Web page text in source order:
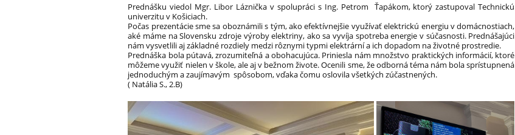
Prednášku viedol Mgr. Libor Láznička v spolupráci s Ing. Petrom Ťapákom, ktorý zastupoval Technickú
univerzitu v Košiciach.
Počas prezentácie sme sa oboznámili s tým, ako efektívnejšie využívať elektrickú energiu v domácnostiach,
aké máme na Slovensku zdroje výroby elektriny, ako sa vyvíja spotreba energie v súčasnosti. Prednášajúci
nám vysvetlili aj základné rozdiely medzi rôznymi typmi elektrární a ich dopadom na životné prostredie.
Prednáška bola pútavá, zrozumiteľná a obohacujúca. Priniesla nám množstvo praktických informácií, ktoré
môžeme využiť nielen v škole, ale aj v bežnom živote. Ocenili sme, že odborná téma nám bola sprístupnená
jednoduchým a zaujímavým spôsobom, vďaka čomu oslovila všetkých zúčastnených.
( Natália S., 2.B)